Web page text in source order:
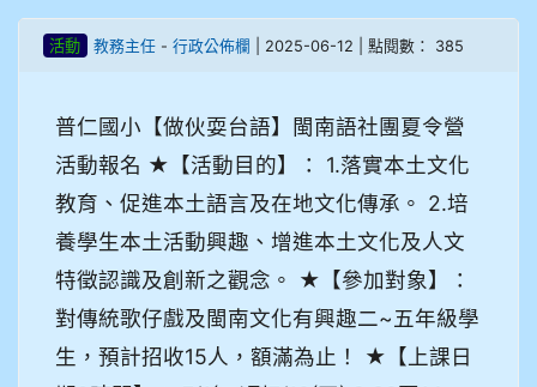
活動 教務主任- 行政公佈欄 | 2025-06-12 | 點閱數： 385
普仁國小【做伙耍台語】閩南語社團夏令營
活動報名 ★【活動目的】： 1.落實本土文化
教育、促進本土語言及在地文化傳承。 2.培
養學生本土活動興趣、增進本土文化及人文
特徵認識及創新之觀念。 ★【參加對象】：
對傳統歌仔戲及閩南文化有興趣二~五年級學
生，預計招收15人，額滿為止！ ★【上課日